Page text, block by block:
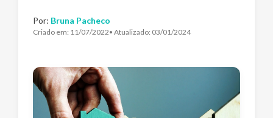
Por: Bruna Pacheco
Criado em: 11/07/2022• Atualizado: 03/01/2024